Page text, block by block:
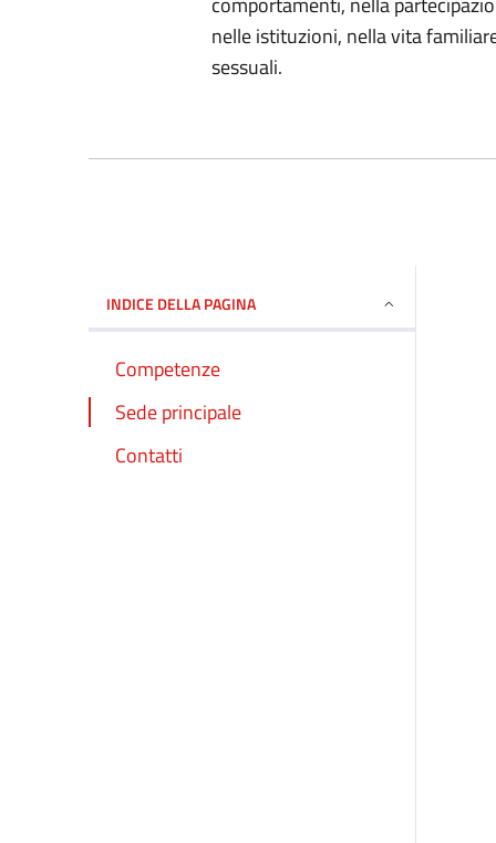
nelle istituzioni, nella vita
sessuali.
INDICE DELLA PAGINA
Competenze
Sede principale
Contatti